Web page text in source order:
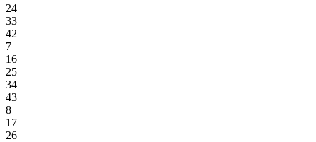
24
33
42
7
16
25
34
43
8
17
26